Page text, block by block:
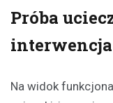
Próba
interwencja
Na widok